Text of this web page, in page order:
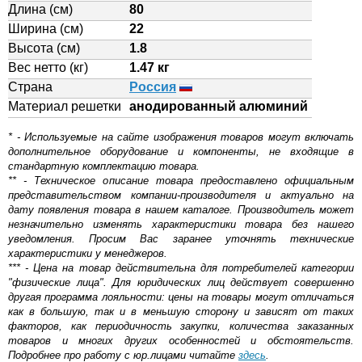
Длина (см)
80
Ширина (см)
22
Высота (см)
1.8
Вес нетто (кг)
1.47 кг
Страна
Россия
Материал решетки
aнодированный алюминий
* - Используемые на сайте изображения товаров могут включать
дополнительное оборудование и компоненты, не входящие в
стандартную комплектацию товара.
** - Техническое описание товара предоставлено официальным
представительством компании-производителя и актуально на
дату появления товара в нашем каталоге. Производитель может
незначительно изменять характеристики товара без нашего
уведомления. Просим Вас заранее уточнять технические
характеристики у менеджеров.
*** - Цена на товар действительна для потребителей категории
"физические лица". Для юридических лиц действует совершенно
другая программа лояльности: цены на товары могут отличаться
как в большую, так и в меньшую сторону и зависят от таких
факторов, как периодичность закупки, количества заказанных
товаров и многих других особенностей и обстоятельств.
Подробнее про работу с юр.лицами читайте здесь.